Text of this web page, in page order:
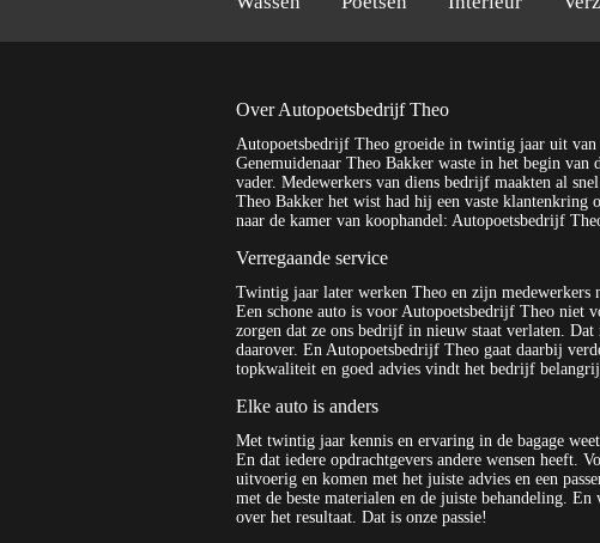
Over Autopoetsbedrijf Theo
Autopoetsbedrijf Theo groeide in twintig jaar uit
Genemuidenaar Theo Bakker waste in het begin
vader. Medewerkers van diens bedrijf maakten al
Theo Bakker het wist had hij een vaste klantenkring
naar de kamer van koophandel: Autopoetsbedrijf
Verregaande service
Twintig jaar later werken Theo en zijn medewerkers
Een schone auto is voor Autopoetsbedrijf Theo niet
zorgen dat ze ons bedrijf in nieuw staat verlaten.
daarover. En Autopoetsbedrijf Theo gaat daarbij
topkwaliteit en goed advies vindt het bedrijf
Elke auto is anders
Met twintig jaar kennis en ervaring in de bagage
En dat iedere opdrachtgevers andere wensen heeft.
uitvoerig en komen met het juiste advies en een
met de beste materialen en de juiste behandeling.
over het resultaat. Dat is onze passie!